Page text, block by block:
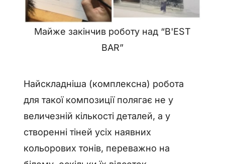
Майже закінчив роботу над “B'EST
BAR”
Найскладніша (комплексна) робота
для такої композиції полягає не у
величезній кількості деталей, а у
створенні тіней усіх наявних
кольорових тонів, переважно на